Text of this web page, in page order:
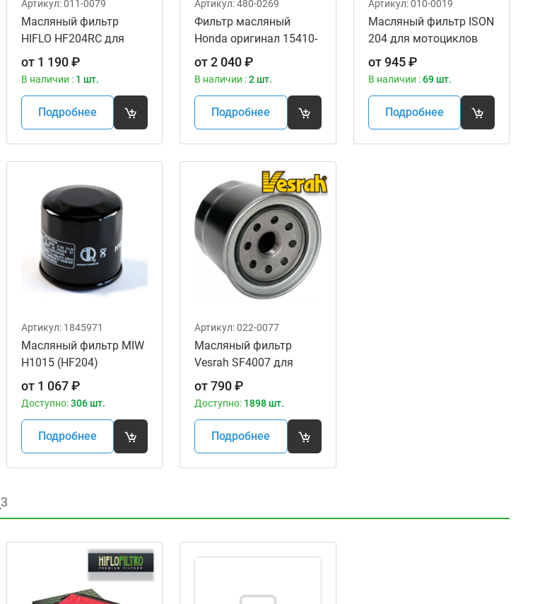
Артикул:011-0079
Масляный фильтр
HIFLO HF204RC для
мотоциклов
от 1 190₽
В наличии : 1 шт.
Подробнее
Артикул:480-0269
Фильтр масляный
Honda оригинал 15410-
MCJ-505
от2 040₽
В наличии :2 шт.
Подробнее
Артикул:010-0019
Масляный фильтр ISON
204 для мотоциклов
от945₽
В наличии :69 шт.
Подробнее
Артикул: 1845971
Масляный фильтр MIW
H1015 (HF204)
от 1 067₽
Доступно:306 шт.
Подробнее
Артикул:022-0077
Масляный фильтр
Vesrah SF4007 для
мотоциклов
от790₽
Доступно: 1898 шт.
Подробнее
3